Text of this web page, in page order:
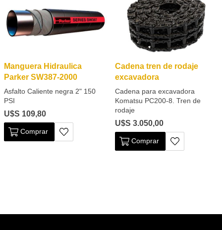
Manguera Hidraulica
Parker SW387-2000
Asfalto Caliente negra 2" 150
PSI
U$S 109,80
Comprar
Cadena tren de rodaje
excavadora
Cadena para excavadora
Komatsu PC200-8. Tren de
rodaje
U$S 3.050,00
Comprar